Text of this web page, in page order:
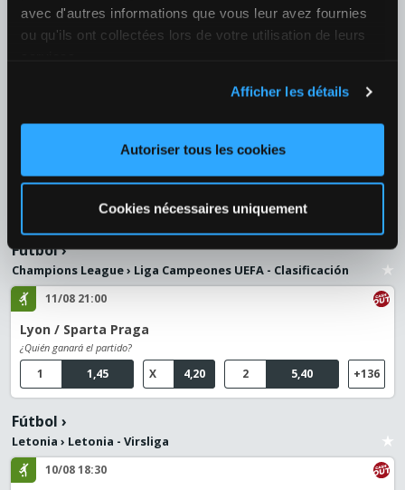
avec d'autres informations que vous leur avez fournies
ou qu'ils ont collectées lors de votre utilisation de leurs
Afficher les détails
Autoriser tous les cookies
Cookies nécessaires uniquement
10/08 02:10
Alexandra Eala (PHI) / Belinda Bencic (SUI)
1,78 +38
¿Quién ganará el partido?
3,20 1,29
2
Fútbol›
Champions League› Liga Campeones UEFA - Clasificación
11/08 21:00
Lyon / Sparta Praga
¿Quién ganará el partido?
1,45
1 4,20
X 5,40
2 +136
Fútbol ›
Letonia › Letonia - Virsliga
10/08 18:30